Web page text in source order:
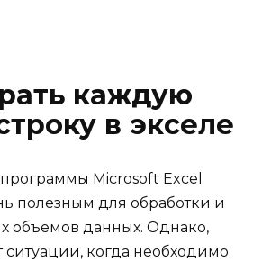
каждую
в экселе
Microsoft Excel
полезным для обработки и
объемов данных. Однако,
ситуации, когда необходимо